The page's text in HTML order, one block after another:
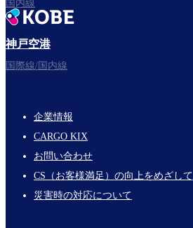
フライトをお楽しみください。
国内線
神戸空港
国際線/国内線
Footer
Links
企業情報
CARGO KIX
お問い合わせ
CS（お客様満足）の向上をめざして
災害時の対応について